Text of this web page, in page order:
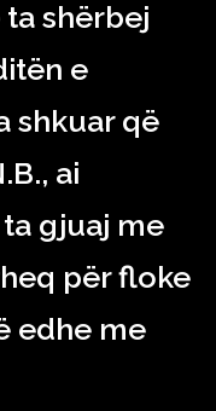
shërbej
e
shkuar që
ai
gjuaj me
për floke
edhe me